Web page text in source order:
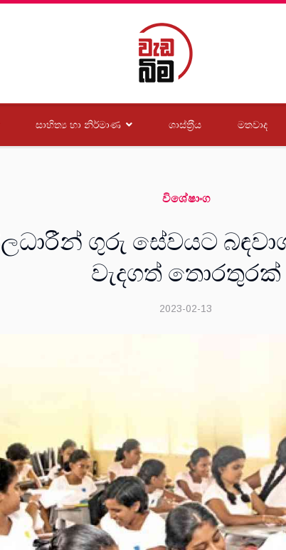
සාහිත්‍ය හා නිර්මාණ ශාස්ත‍්‍රීය මතවාද
විශේෂාංග
ගුරු සේවයට
වැදගත් තොරතුරක්
2023-02-13